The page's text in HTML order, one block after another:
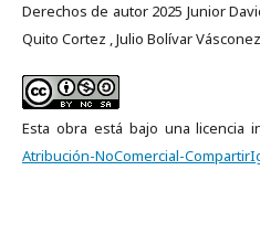
Derechos de autor 2025 Junior
Quito Cortez , Julio Bolívar
Esta obra está bajo una licencia
Atribución-NoComercial-